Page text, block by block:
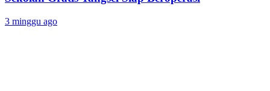
3 minggu ago